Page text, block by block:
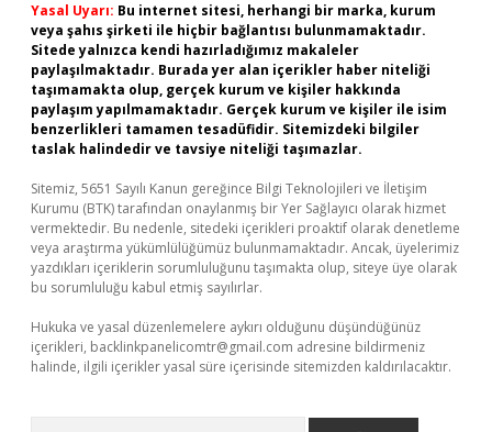
Yasal Uyarı: Bu internet sitesi, herhangi bir marka, kurum
veya şahıs şirketi ile hiçbir bağlantısı bulunmamaktadır.
Sitede yalnızca kendi hazırladığımız makaleler
paylaşılmaktadır. Burada yer alan içerikler haber niteliği
taşımamakta olup, gerçek kurum ve kişiler hakkında
paylaşım yapılmamaktadır. Gerçek kurum ve kişiler ile isim
benzerlikleri tamamen tesadüfidir. Sitemizdeki bilgiler
taslak halindedir ve tavsiye niteliği taşımazlar.
Sitemiz, 5651 Sayılı Kanun gereğince Bilgi Teknolojileri ve İletişim
Kurumu (BTK) tarafından onaylanmış bir Yer Sağlayıcı olarak hizmet
vermektedir. Bu nedenle, sitedeki içerikleri proaktif olarak denetleme
veya araştırma yükümlülüğümüz bulunmamaktadır. Ancak, üyelerimiz
yazdıkları içeriklerin sorumluluğunu taşımakta olup, siteye üye olarak
bu sorumluluğu kabul etmiş sayılırlar.
Hukuka ve yasal düzenlemelere aykırı olduğunu düşündüğünüz
içerikleri, backlinkpanelicomtr@gmail.com adresine bildirmeniz
halinde, ilgili içerikler yasal süre içerisinde sitemizden kaldırılacaktır.